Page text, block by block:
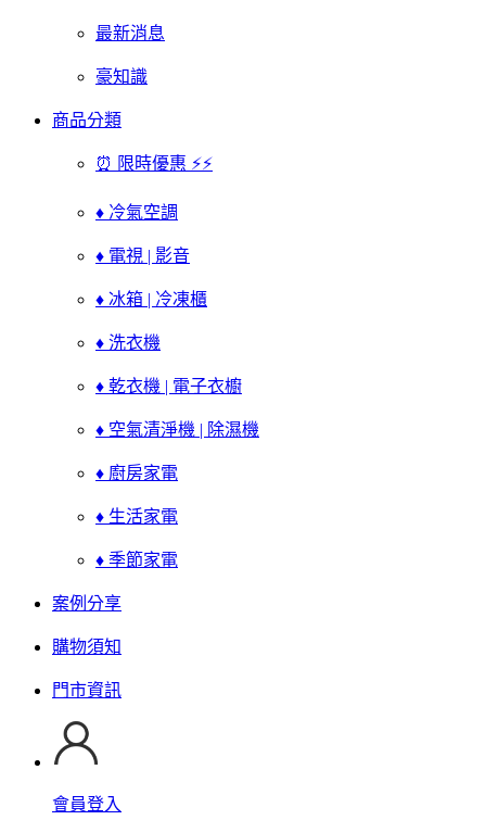
最新消息
豪知識
商品分類
⏰ 限時優惠 ⚡⚡
♦ 冷氣空調
♦ 電視 | 影音
♦ 冰箱 | 冷凍櫃
♦ 洗衣機
♦ 乾衣機 | 電子衣櫥
♦ 空氣清淨機 | 除濕機
♦ 廚房家電
♦ 生活家電
♦ 季節家電
案例分享
購物須知
門市資訊
會員登入